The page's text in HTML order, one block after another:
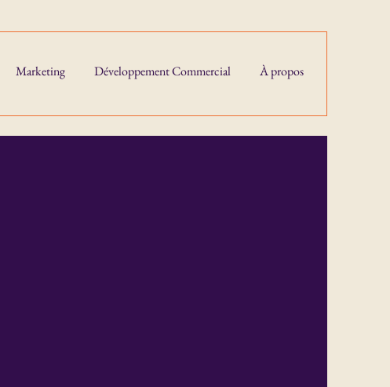
Marketing Développement Commercial À propos